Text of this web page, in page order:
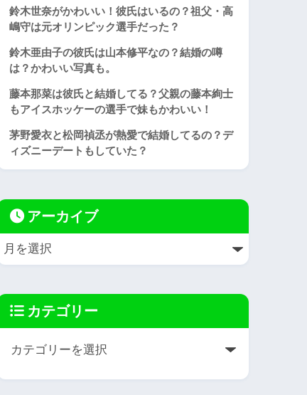
鈴木世奈がかわいい！彼氏はいるの？祖父・高
嶋守は元オリンピック選手だった？
鈴木亜由子の彼氏は山本修平なの？結婚の噂
は？かわいい写真も。
藤本那菜は彼氏と結婚してる？父親の藤本絢士
もアイスホッケーの選手で妹もかわいい！
茅野愛衣と松岡禎丞が熱愛で結婚してるの？デ
ィズニーデートもしていた？
アーカイブ
カテゴリー